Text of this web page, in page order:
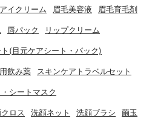
アイクリーム 眉毛美容液 眉毛育毛剤
唇パック リップクリーム
ト(目元ケアシート・パック)
飲み薬 スキンケアトラベルセット
シートマスク
ロス 洗顔ネット 洗顔ブラシ 繭玉